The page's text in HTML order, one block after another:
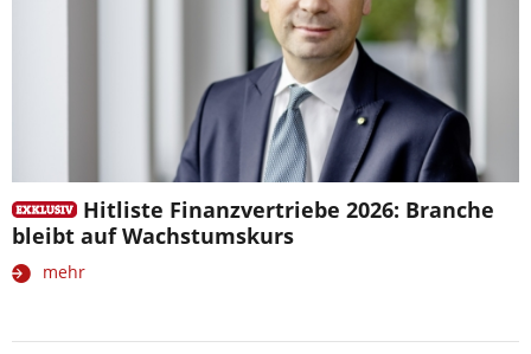
Hitliste Finanzvertriebe 2026: Branche
bleibt auf Wachstumskurs
mehr